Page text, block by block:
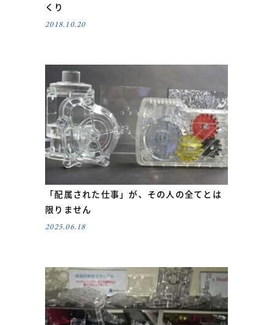
くり
2018.10.20
「配属された仕事」が、その人の全てとは
限りません
2025.06.18